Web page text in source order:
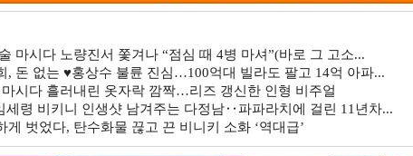
마시다 노량진서 쫓겨나 “점심 때 4병 마셔”(바로 그 고소...
, 돈 없는 ♥홍상수 불륜 진심…100억대 빌라도 팔고 14억 아파...
시다 흘러내린 옷자락 깜짝…리즈 갱신한 인형 비주얼
세령 비키니 인생샷 남겨주는 다정남‥파파라치에 걸린 11년차...
게 벗었다, 탄수화물 끊고 끈 비니키 소화 ‘역대급’